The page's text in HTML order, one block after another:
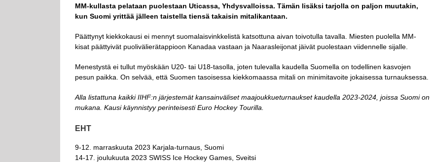
MM-kullasta pelataan puolestaan Uticassa, Yhdysvalloissa. Tämän lisäksi tarjolla on paljon muutakin,
kun Suomi yrittää jälleen taistella tiensä takaisin mitalikantaan.
Päättynyt kiekkokausi ei mennyt suomalaisvinkkelistä katsottuna aivan toivotulla tavalla. Miesten puolella MM-
kisat päättyivät puolivälierätappioon Kanadaa vastaan ja Naarasleijonat jäivät puolestaan viidennelle sijalle.
Menestystä ei tullut myöskään U20- tai U18-tasolla, joten tulevalla kaudella Suomella on todellinen kasvojen
pesun paikka. On selvää, että Suomen tasoisessa kiekkomaassa mitali on minimitavoite jokaisessa turnauksessa.
Alla listattuna kaikki IIHF:n järjestemät kansainväliset maajoukkueturnaukset kaudella 2023-2024, joissa Suomi on
mukana. Kausi käynnistyy perinteisesti Euro Hockey Tourilla.
EHT
9-12. marraskuuta 2023 Karjala-turnaus, Suomi
14-17. joulukuuta 2023 SWISS Ice Hockey Games, Sveitsi